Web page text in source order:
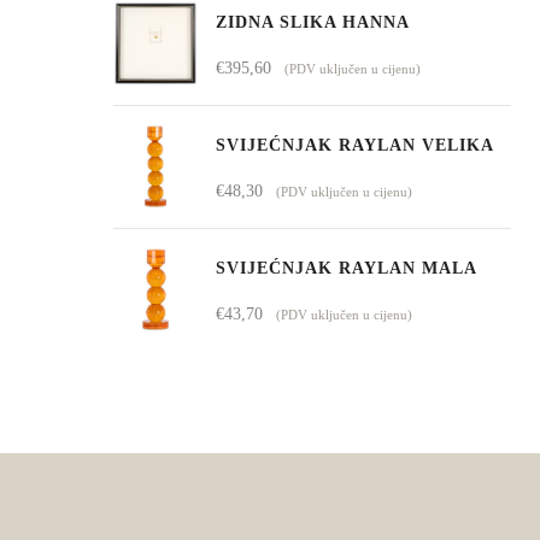
ZIDNA SLIKA HANNA
€395,60 (PDV uključen u cijenu)
SVIJEĆNJAK RAYLAN VELIKA
€48,30 (PDV uključen u cijenu)
SVIJEĆNJAK RAYLAN MALA
€43,70 (PDV uključen u cijenu)